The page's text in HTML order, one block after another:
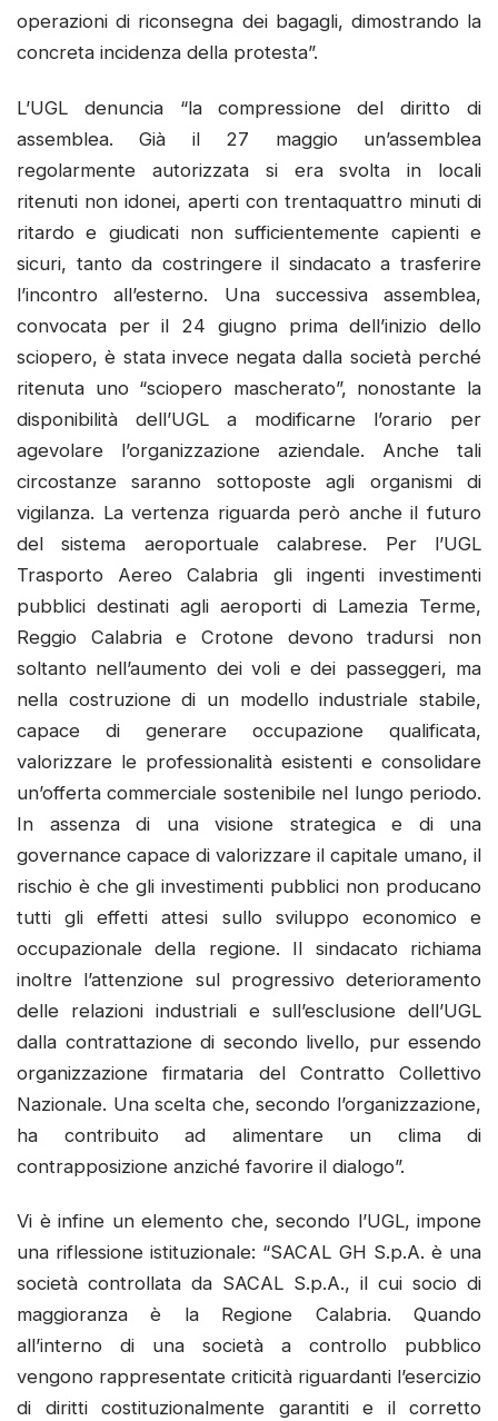
operazioni di riconsegna dei bagagli, dimostrando la
concreta incidenza della protesta”.
L’UGL denuncia “la compressione del diritto di
assemblea. Già il 27 maggio un’assemblea
regolarmente autorizzata si era svolta in locali
ritenuti non idonei, aperti con trentaquattro minuti di
ritardo e giudicati non sufficientemente capienti e
sicuri, tanto da costringere il sindacato a trasferire
l’incontro all’esterno. Una successiva assemblea,
convocata per il 24 giugno prima dell’inizio dello
sciopero, è stata invece negata dalla società perché
ritenuta uno “sciopero mascherato”, nonostante la
disponibilità dell’UGL a modificarne l’orario per
agevolare l’organizzazione aziendale. Anche tali
circostanze saranno sottoposte agli organismi di
vigilanza. La vertenza riguarda però anche il futuro
del sistema aeroportuale calabrese. Per l’UGL
Trasporto Aereo Calabria gli ingenti investimenti
pubblici destinati agli aeroporti di Lamezia Terme,
Reggio Calabria e Crotone devono tradursi non
soltanto nell’aumento dei voli e dei passeggeri, ma
nella costruzione di un modello industriale stabile,
capace di generare occupazione qualificata,
valorizzare le professionalità esistenti e consolidare
un’offerta commerciale sostenibile nel lungo periodo.
In assenza di una visione strategica e di una
governance capace di valorizzare il capitale umano, il
rischio è che gli investimenti pubblici non producano
tutti gli effetti attesi sullo sviluppo economico e
occupazionale della regione. Il sindacato richiama
inoltre l’attenzione sul progressivo deterioramento
delle relazioni industriali e sull’esclusione dell’UGL
dalla contrattazione di secondo livello, pur essendo
organizzazione firmataria del Contratto Collettivo
Nazionale. Una scelta che, secondo l’organizzazione,
ha contribuito ad alimentare un clima di
contrapposizione anziché favorire il dialogo”.
Vi è infine un elemento che, secondo l’UGL, impone
una riflessione istituzionale: “SACAL GH S.p.A. è una
società controllata da SACAL S.p.A., il cui socio di
maggioranza è la Regione Calabria. Quando
all’interno di una società a controllo pubblico
vengono rappresentate criticità riguardanti l’esercizio
di diritti costituzionalmente garantiti e il corretto